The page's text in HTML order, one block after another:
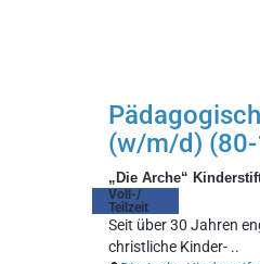
(w/m/d) (80-
„Die Arche“
Voll-/
Teilzeit
Seit über 30 Jahren
christliche Kinder- ..